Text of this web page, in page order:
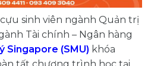
sinh viên ngành Quản trị
Tài chính – Ngân hàng
Singapore (SMU) khóa